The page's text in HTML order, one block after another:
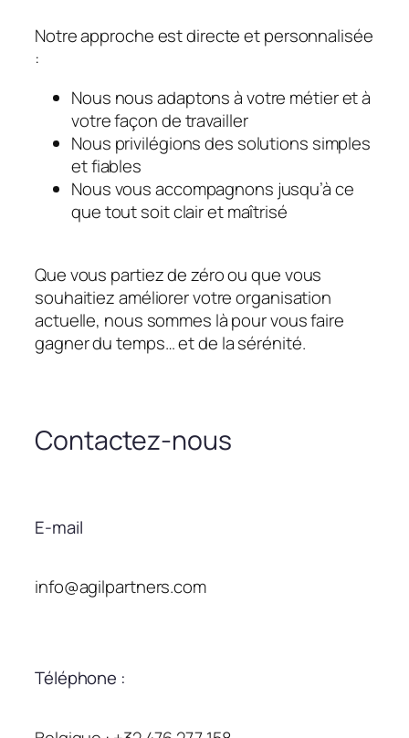
Notre approche est directe et personnalisée
:
Nous nous adaptons à votre métier et à
votre façon de travailler
Nous privilégions des solutions simples
et fiables
Nous vous accompagnons jusqu’à ce
que tout soit clair et maîtrisé
Que vous partiez de zéro ou que vous
souhaitiez améliorer votre organisation
actuelle, nous sommes là pour vous faire
gagner du temps… et de la sérénité.
Contactez-nous
E-mail
info@agilpartners.com
Téléphone :